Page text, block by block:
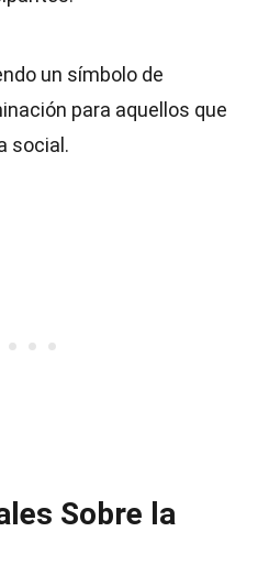
un símbolo de
para aquellos que
social.
Sobre la